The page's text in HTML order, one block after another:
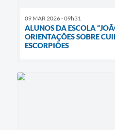
09 MAR 2026 - 09h31
ALUNOS DA ESCOLA
ORIENTAÇÕES SOBRE
ESCORPIÕES